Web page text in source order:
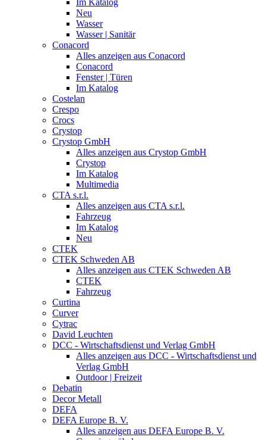
Im Katalog
Neu
Wasser
Wasser | Sanitär
Conacord
Alles anzeigen aus Conacord
Conacord
Fenster | Türen
Im Katalog
Costelan
Crespo
Crocs
Crystop
Crystop GmbH
Alles anzeigen aus Crystop GmbH
Crystop
Im Katalog
Multimedia
CTA s.r.l.
Alles anzeigen aus CTA s.r.l.
Fahrzeug
Im Katalog
Neu
CTEK
CTEK Schweden AB
Alles anzeigen aus CTEK Schweden AB
CTEK
Fahrzeug
Curtina
Curver
Cytrac
David Leuchten
DCC - Wirtschaftsdienst und Verlag GmbH
Alles anzeigen aus DCC - Wirtschaftsdienst und
Verlag GmbH
Outdoor | Freizeit
Debatin
Decor Metall
DEFA
DEFA Europe B. V.
Alles anzeigen aus DEFA Europe B. V.